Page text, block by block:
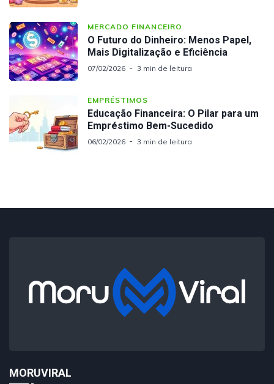
MERCADO FINANCEIRO
O Futuro do Dinheiro: Menos Papel,
Mais Digitalização e Eficiência
07/02/2026 3 min de leitura
EMPRÉSTIMOS
Educação Financeira: O Pilar para um
Empréstimo Bem-Sucedido
06/02/2026 3 min de leitura
MORUVIRAL